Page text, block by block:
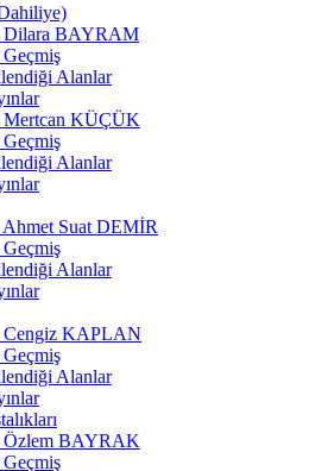
Dilara BAYRAM
Alanlar
Mertcan KÜÇÜK
Alanlar
Suat DEMİR
Alanlar
Cengiz KAPLAN
Alanlar
Özlem BAYRAK